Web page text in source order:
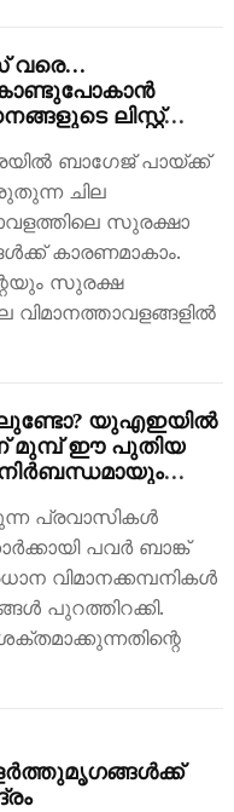
വരെ…
ലിസ്റ്റ്
ബാഗേജ് പായ്ക്ക്
ചില
സുരക്ഷാ
കാരണമാകാം.
സുരക്ഷ
വിമാനത്താവളങ്ങളിൽ
യുഎഇയിൽ
മുമ്പ് ഈ പുതിയ
പ്രവാസികൾ
പവർ ബാങ്ക്
വിമാനക്കമ്പനികൾ
പുറത്തിറക്കി.